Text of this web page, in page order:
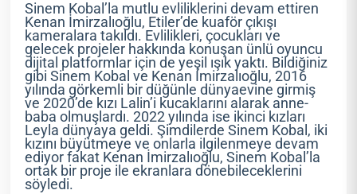
Sinem Kobal’la mutlu evliliklerini devam ettiren
Kenan İmirzalıoğlu, Etiler’de kuaför çıkışı
kameralara takıldı. Evlilikleri, çocukları ve
gelecek projeler hakkında konuşan ünlü oyuncu
dijital platformlar için de yeşil ışık yaktı. Bildiğiniz
gibi Sinem Kobal ve Kenan İmirzalıoğlu, 2016
yılında görkemli bir düğünle dünyaevine girmiş
ve 2020’de kızı Lalin’i kucaklarını alarak anne-
baba olmuşlardı. 2022 yılında ise ikinci kızları
Leyla dünyaya geldi. Şimdilerde Sinem Kobal, iki
kızını büyütmeye ve onlarla ilgilenmeye devam
ediyor fakat Kenan İmirzalıoğlu, Sinem Kobal’la
ortak bir proje ile ekranlara dönebileceklerini
söyledi.